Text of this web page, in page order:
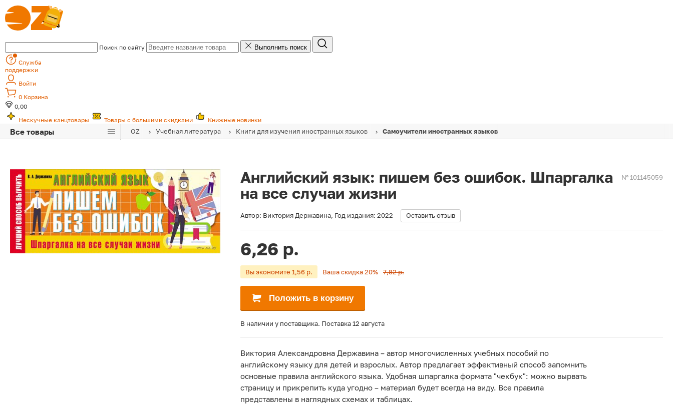
Поиск по сайту
Выполнить поиск
Служба
поддержки
Войти
0 Корзина
0,00
Нескучные канцтовары
Товары с большими скидками Книжные новинки
Все товары OZ Учебная литература Книги для изучения иностранных языков Самоучители иностранных языков
Английский язык: пишем без ошибок. Шпаргалка
на все случаи жизни
№ 101145059
Автор: Виктория Державина, Год издания: 2022 Оставить отзыв
6,26 р.
Вы экономите 1,56 р. Ваша скидка 20% 7,82 р.
Положить в корзину
В наличии у поставщика. Поставка 12 августа
Виктория Александровна Державина – автор многочисленных учебных пособий по
английскому языку для детей и взрослых. Автор предлагает эффективный способ запомнить
основные правила английского языка. Удобная шпаргалка формата "чекбук": можно вырвать
страницу и прикрепить куда угодно – материал будет всегда на виду. Все правила
представлены в наглядных схемах и таблицах.